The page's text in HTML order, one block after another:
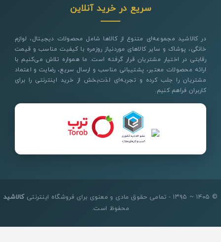
سریع در خرید آنلاین
در کالاشید مجموعه‌ای متنوع از کالاها شامل محصولات دیجیتال، لوازم
خانگی، پوشاک و سایر کالاهای موردنیاز روزمره با کیفیت مناسب و قیمت
رقابتی در اختیار مشتریان قرار گرفته است. ما همواره تلاش می‌کنیم با
ارائه محصولات معتبر، پشتیبانی مناسب و ارسال سریع، رضایت و اعتماد
مشتریان را جلب کرده و تجربه‌ای لذت‌بخش از خرید اینترنتی را برای
کاربران فراهم کنیم.
© ۱۴۰۵ ~ ۱۳۹۵ - تمامی حقوق مادی و معنوی برای فروشگاه اینترنتی
کالاشید
محفوظ است.